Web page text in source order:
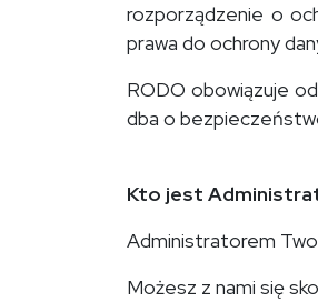
rozporządzenie o
prawa do ochrony
RODO obowiązuje
dba o
Kto jest
Administratorem
Możesz z nami się